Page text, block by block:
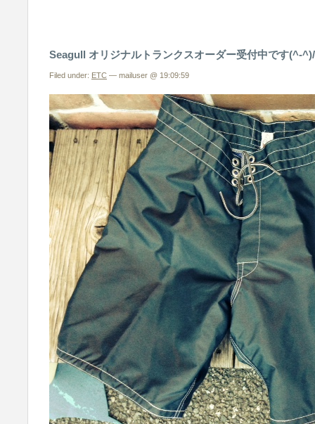
Seagull オリジナルトランクスオーダー受付中です(^-^)/
Filed under: ETC — mailuser @ 19:09:59